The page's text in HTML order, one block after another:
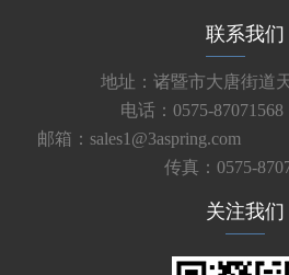
联系我们
地址：诸暨市大唐街道
电话：0575-
邮箱：sales1@3aspring.com
传真：0575-
关注我们